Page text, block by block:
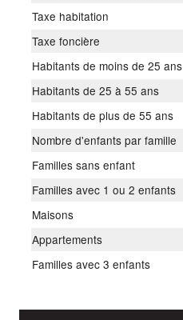
Taxe habitation
Taxe foncière
Habitants de moins de 25 ans
Habitants de 25 à 55 ans
Habitants de plus de 55 ans
Nombre d'enfants par famille
Familles sans enfant
Familles avec 1 ou 2 enfants
Maisons
Appartements
Familles avec 3 enfants